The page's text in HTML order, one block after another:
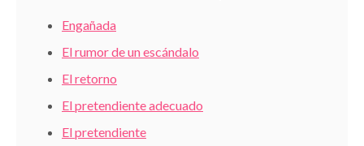
Engañada
El rumor de un escándalo
El retorno
El pretendiente adecuado
El pretendiente